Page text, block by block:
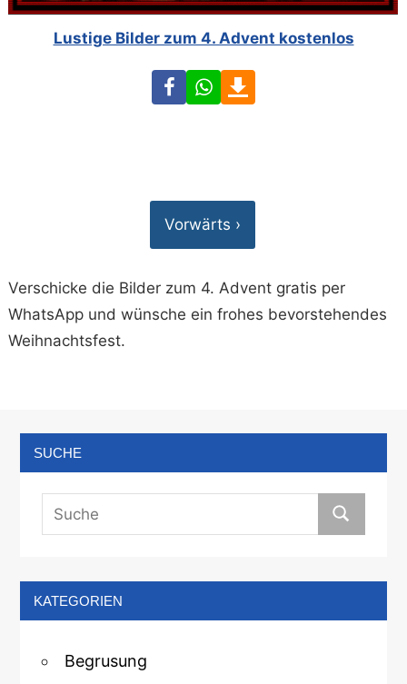
Lustige Bilder zum 4. Advent kostenlos
FacebookWhatsApp
Vorwärts ›
Verschicke die Bilder zum 4. Advent gratis per
WhatsApp und wünsche ein frohes bevorstehendes
Weihnachtsfest.
SUCHE
KATEGORIEN
Begrusung